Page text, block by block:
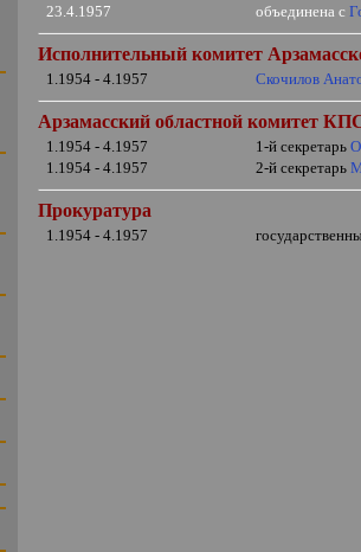
23.4.1957
объединена с
Исполнительный комитет
1.1954 - 4.1957 Скочилов
Арзамасский областной комитет
1.1954 - 4.1957 1-й секретарь
1.1954 - 4.1957
2-й секретарь
Прокуратура
1.1954 - 4.1957